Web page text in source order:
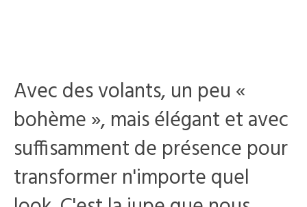
Avec des volants, un peu «
bohème », mais élégant et avec
suffisamment de présence pour
transformer n'importe quel